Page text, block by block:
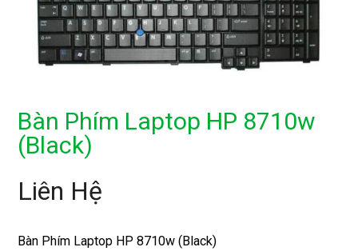
Bàn Phím Laptop HP 8710w
(Black)
Liên Hệ
Bàn Phím Laptop HP 8710w (Black)